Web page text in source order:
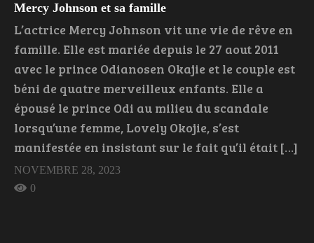
Mercy Johnson et sa famille
L’actrice Mercy Johnson vit une vie de rêve en
famille. Elle est mariée depuis le 27 aout 2011
avec le prince Odianosen Okajie et le couple est
béni de quatre merveilleux enfants. Elle a
épousé le prince Odi au milieu du scandale
lorsqu’une femme, Lovely Okojie, s’est
manifestée en insistant sur le fait qu’il était […]
NOVEMBRE 28, 2023
0